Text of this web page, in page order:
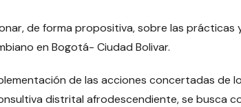
de forma propositiva, sobre las
en Bogotá- Ciudad Bolivar.
de las acciones concertadas de
distrital afrodescendiente, se busca